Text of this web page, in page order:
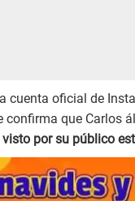
cuenta oficial de
que Carlos
por su público